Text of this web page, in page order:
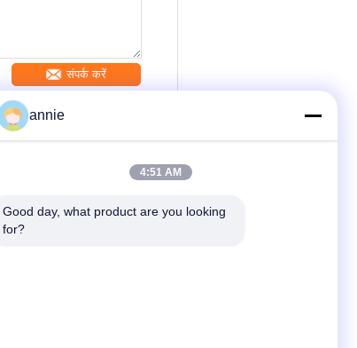
संपर्क करें
* 87 * 60 मिमी एबीएस उल 94 वी0
बोर्ड आउटलेट स्विच संलग्नक
शैल के लिए 158 * 87 * 60 मिमी
annie
4:51 AM
Good day, what product are you looking
for?